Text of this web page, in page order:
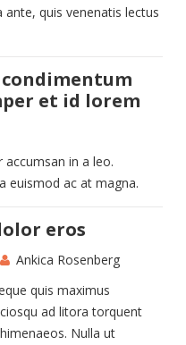
ante, quis venenatis lectus
et id lorem
in a leo.
euismod ac at magna.
eros
Ankica Rosenberg
quis maximus
ad litora torquent
Nulla ut